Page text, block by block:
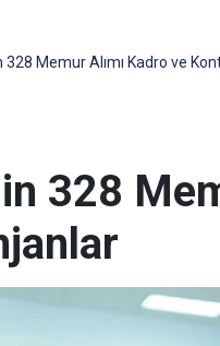
328 Memur Alımı Kadro ve
328